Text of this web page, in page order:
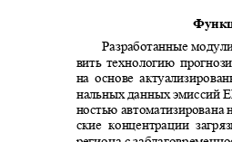
Разработанные
вить технологию
на основе
нальных данных эмиссий
ностью автоматизирована
ские концентрации